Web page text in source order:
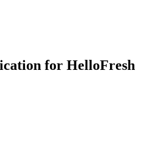
for HelloFresh